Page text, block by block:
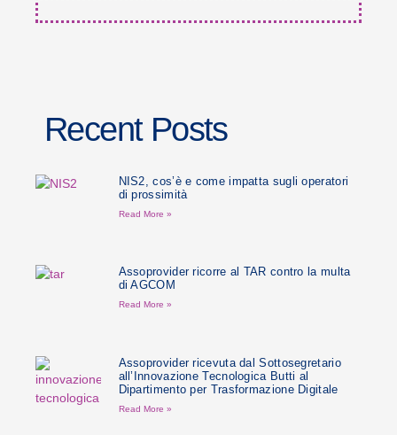
Recent Posts
NIS2, cos’è e come impatta sugli operatori
di prossimità
Read More »
Assoprovider ricorre al TAR contro la multa
di AGCOM
Read More »
Assoprovider ricevuta dal Sottosegretario
all’Innovazione Tecnologica Butti al
Dipartimento per Trasformazione Digitale
Read More »